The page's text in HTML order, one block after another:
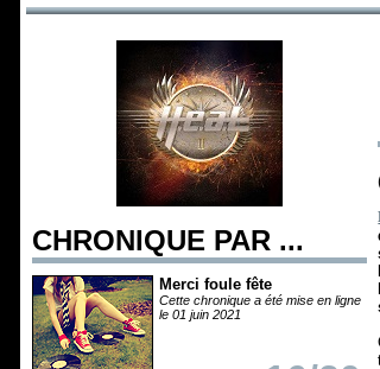
CHRONIQUE PAR ...
Merci foule fête
Cette chronique a été mise en ligne
le 01 juin 2021